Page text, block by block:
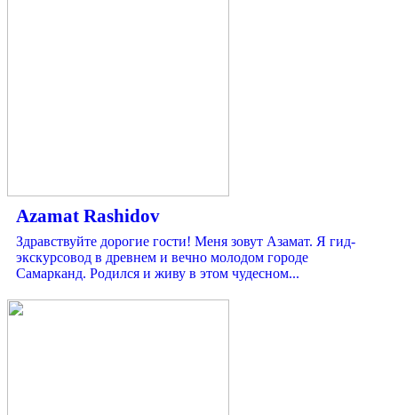
Azamat Rashidov
Здравствуйте дорогие гости! Меня зовут Азамат. Я гид-
экскурсовод в древнем и вечно молодом городе
Самарканд. Родился и живу в этом чудесном...